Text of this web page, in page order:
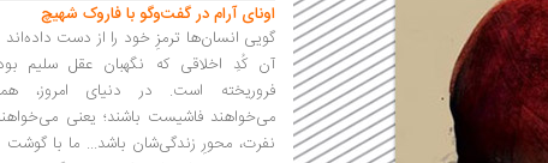
اونای آرام در گفت‌وگو با فاروک شهیچ‭
گویی انسان‌ها ترمزِ خود را از دست داده‌اند
آن کُدِ اخلاقی که نگهبان عقل سلیم
فروریخته است. در دنیای امروز،
می‌خواهند فاشیست باشند؛ یعنی
نفرت، محورِ زندگی‌شان باشد... ما با گوشت